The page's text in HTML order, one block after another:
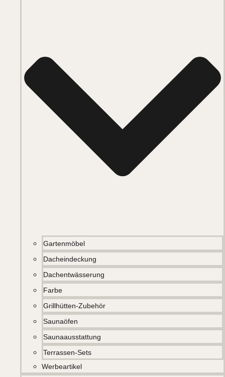
Gartenmöbel
Dacheindeckung
Dachentwässerung
Farbe
Grillhütten-Zubehör
Saunaöfen
Saunaausstattung
Terrassen-Sets
Werbeartikel